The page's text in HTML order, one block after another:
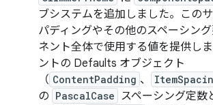
ブシステムを追加しました。このサ
パディングやその他のスペーシン
ネント全体で使用する値を提供し
ントの Defaults オブジェクト
（ ContentPadding 、
の PascalCase スペーシング定数